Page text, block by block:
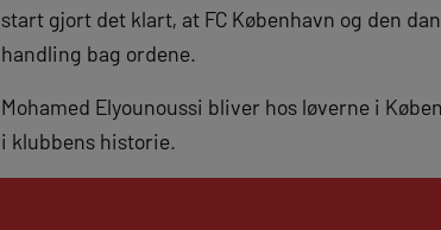
start gjort det klart, at FC København og den
handling bag ordene.
Mohamed Elyounoussi bliver hos løverne i
i klubbens historie.